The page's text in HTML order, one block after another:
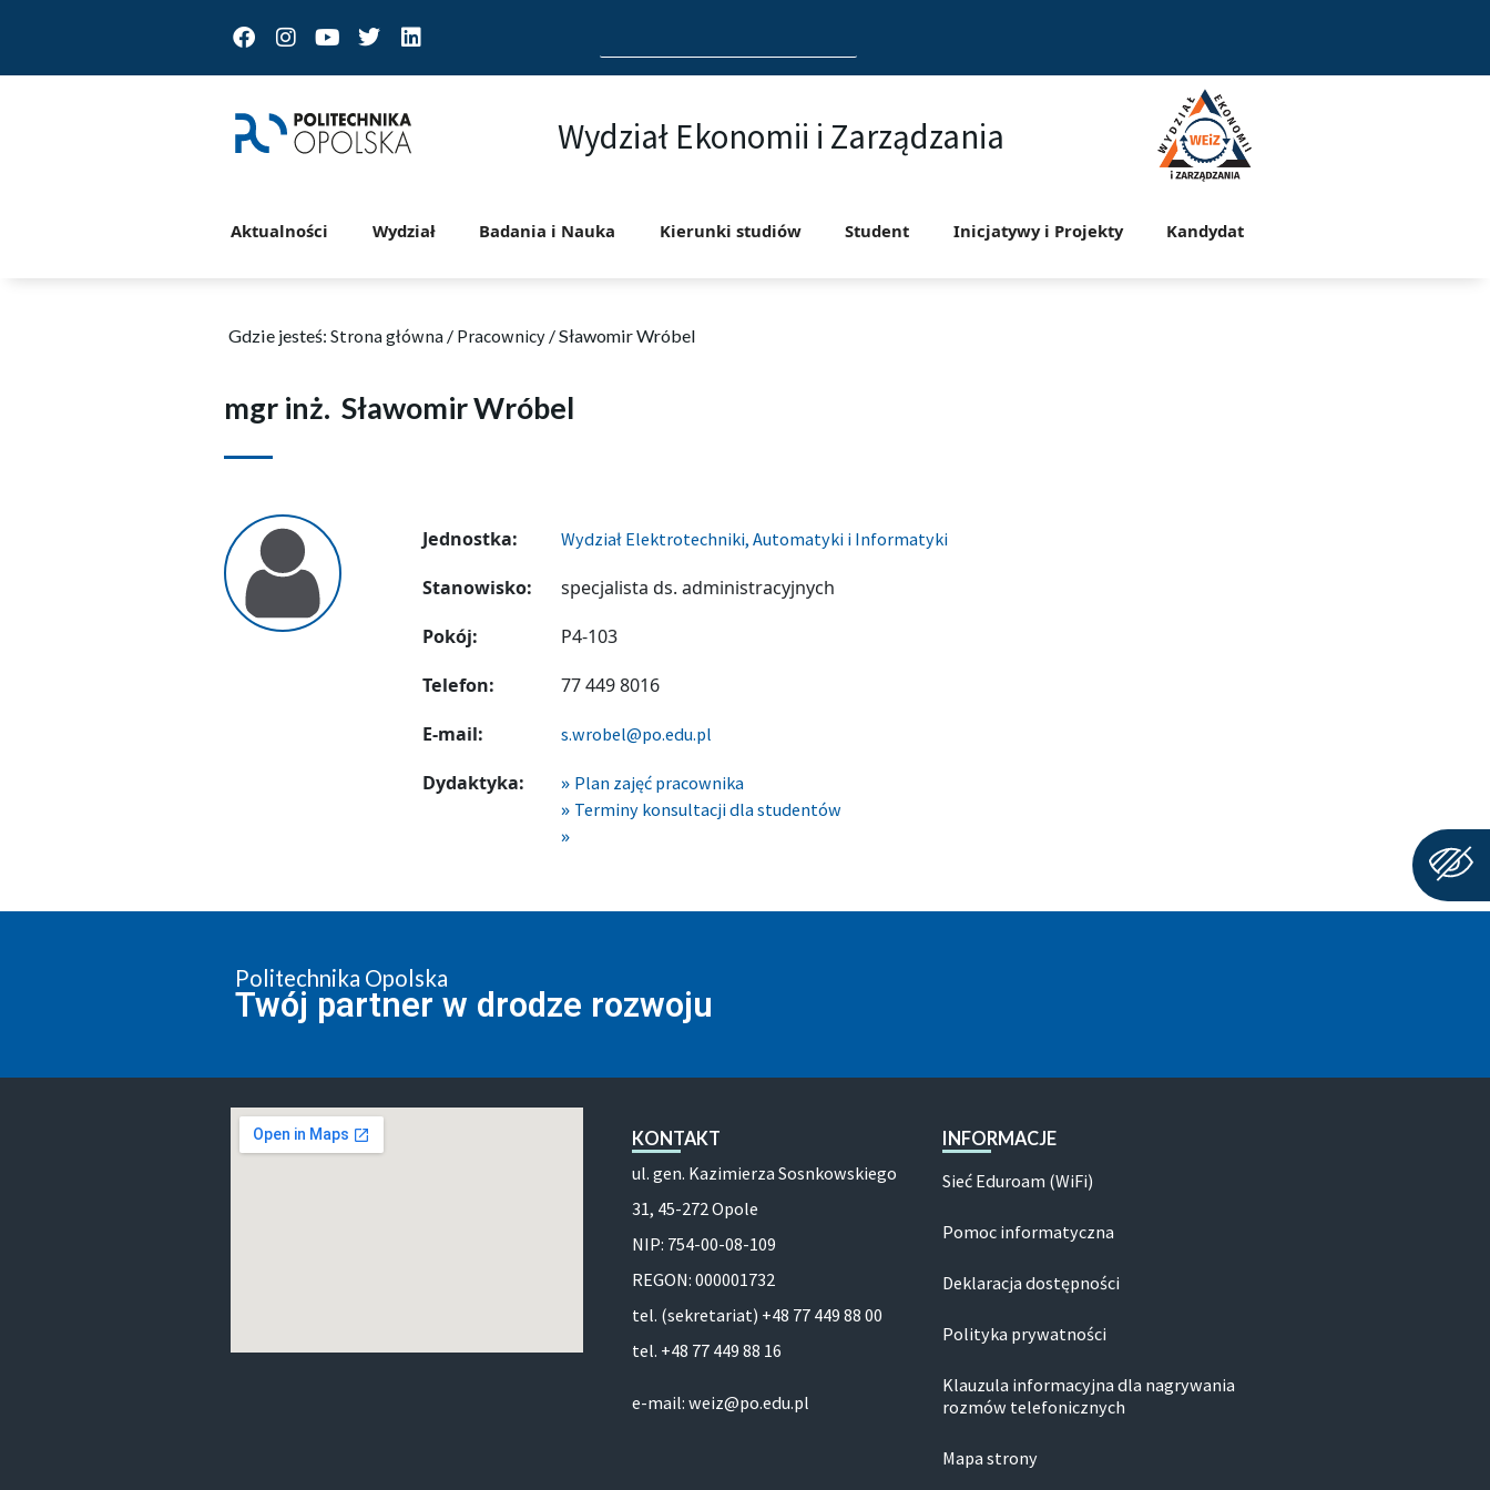
FacebookInstagram
Youtube
TwitterLinkedin
for:
Wydział Ekonomii i Zarządzania
Aktualności Wydział Badania i Nauka Kierunki studiów Student Inicjatywy i Projekty Kandydat
Gdzie jesteś: Strona główna / Pracownicy/Sławomir Wróbel
mgr inż. Sławomir Wróbel
Jednostka: Wydział Elektrotechniki, Automatyki i Informatyki
Stanowisko:
specjalista ds. administracyjnych
Pokój:
P4-103
Telefon:
77 449 8016
E-mail:
s.wrobel@po.edu.pl
Dydaktyka:
Plan zajęć pracownika
Terminy konsultacji dla studentów
Politechnika Opolska
Twój partner w drodze rozwoju
KONTAKT
ul. gen. Kazimierza Sosnkowskiego
31, 45-272 Opole
NIP: 754-00-08-109
REGON: 000001732
tel. (sekretariat) +48 77 449 88 00
tel. +48 77 449 88 16
e-mail: weiz@po.edu.pl
INFORMACJE
Sieć Eduroam (WiFi)
Pomoc informatyczna
Deklaracja dostępności
Polityka prywatności
Klauzula informacyjna dla nagrywania
rozmów telefonicznych
Mapa strony